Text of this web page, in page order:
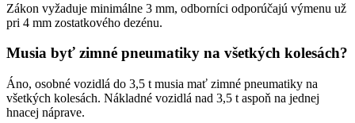
Zákon vyžaduje minimálne 3 mm, odborníci odporúčajú výmenu už
pri 4 mm zostatkového dezénu.
Musia byť zimné pneumatiky na všetkých kolesách?
Áno, osobné vozidlá do 3,5 t musia mať zimné pneumatiky na
všetkých kolesách. Nákladné vozidlá nad 3,5 t aspoň na jednej
hnacej náprave.